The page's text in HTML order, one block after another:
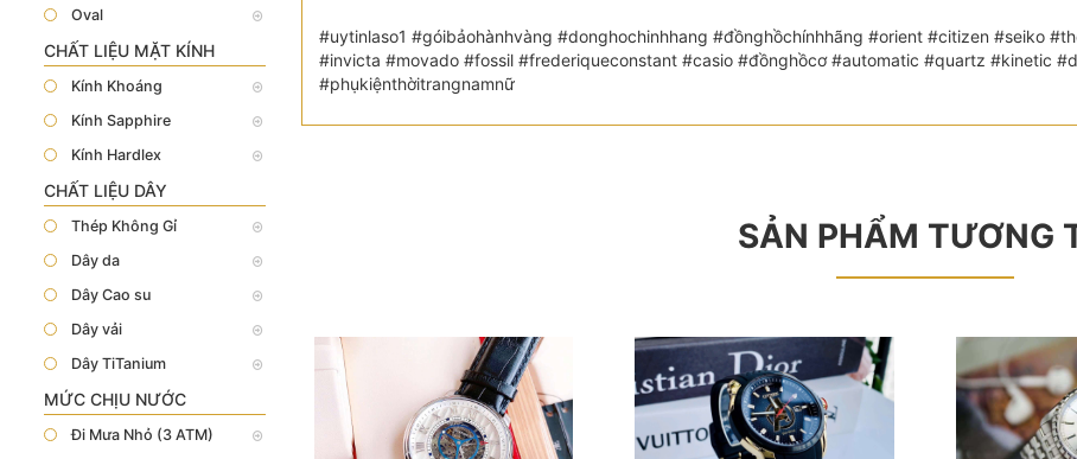
Oval
CHẤT LIỆU MẶT KÍNH
Kính Khoáng
Kính Sapphire
Kính Hardlex
CHẤT LIỆU DÂY
Thép Không Gỉ
Dây da
Dây Cao su
Dây vải
Dây TiTanium
MỨC CHỊU NƯỚC
Đi Mưa Nhỏ (3 ATM)
#uytinlaso1 #góibảohànhvàng #donghochinhhang #đồnghồchínhhãng #orient #citizen #seiko
#invicta #movado #fossil #frederiqueconstant #casio #đồnghồcơ #automatic #quartz #kinetic
#phụkiệnthờitrangnamnữ
SẢN PHẨM TƯƠNG